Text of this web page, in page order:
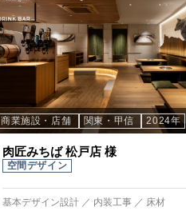
商業施設・店舗 関東・甲信 2024年
肉匠みちば 松戸店 様
空間デザイン
基本デザイン設計 ／ 内装工事 ／ 床材